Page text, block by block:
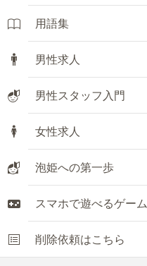
用語集
男性求人
男性スタッフ入門
女性求人
泡姫への第一歩
スマホで遊べるゲーム
削除依頼はこちら